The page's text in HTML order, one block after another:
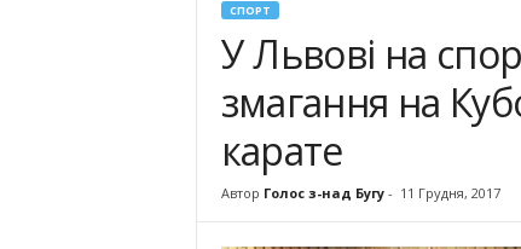
СПОРТ
У Львові на
змагання на
карате
Автор Голос з-над Бугу- 11 Грудня, 2017